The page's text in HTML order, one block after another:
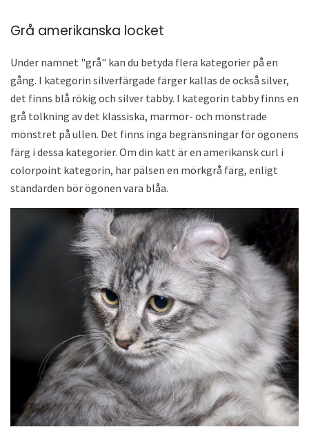
Grå amerikanska locket
Under namnet "grå" kan du betyda flera kategorier på en
gång. I kategorin silverfärgade färger kallas de också silver,
det finns blå rökig och silver tabby. I kategorin tabby finns en
grå tolkning av det klassiska, marmor- och mönstrade
mönstret på ullen. Det finns inga begränsningar för ögonens
färg i dessa kategorier. Om din katt är en amerikansk curl i
colorpoint kategorin, har pälsen en mörkgrå färg, enligt
standarden bör ögonen vara blåa.